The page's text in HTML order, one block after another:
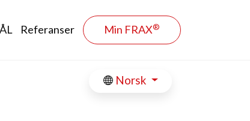
Referanser Min FRAX®
Norsk